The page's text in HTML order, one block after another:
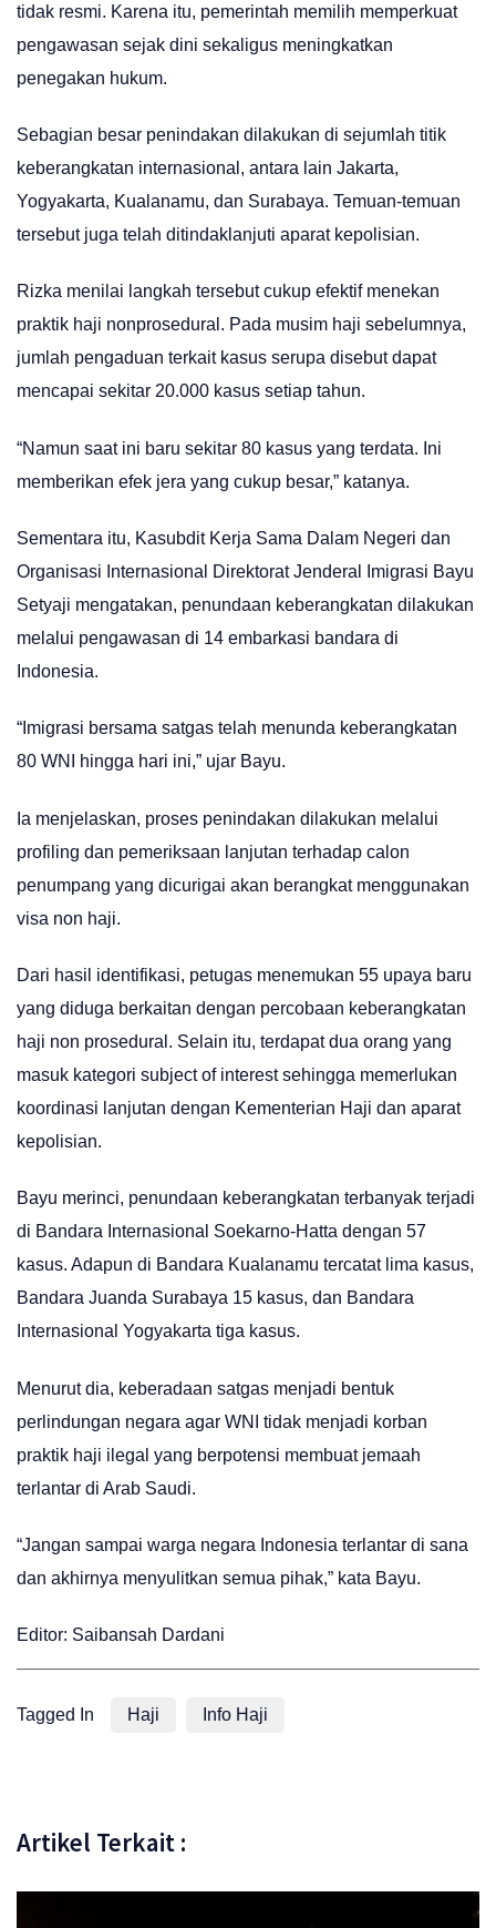
tidak resmi. Karena itu, pemerintah memilih memperkuat
pengawasan sejak dini sekaligus meningkatkan
penegakan hukum.
Sebagian besar penindakan dilakukan di sejumlah titik
keberangkatan internasional, antara lain Jakarta,
Yogyakarta, Kualanamu, dan Surabaya. Temuan-temuan
tersebut juga telah ditindaklanjuti aparat kepolisian.
Rizka menilai langkah tersebut cukup efektif menekan
praktik haji nonprosedural. Pada musim haji sebelumnya,
jumlah pengaduan terkait kasus serupa disebut dapat
mencapai sekitar 20.000 kasus setiap tahun.
“Namun saat ini baru sekitar 80 kasus yang terdata. Ini
memberikan efek jera yang cukup besar,” katanya.
Sementara itu, Kasubdit Kerja Sama Dalam Negeri dan
Organisasi Internasional Direktorat Jenderal Imigrasi Bayu
Setyaji mengatakan, penundaan keberangkatan dilakukan
melalui pengawasan di 14 embarkasi bandara di
Indonesia.
“Imigrasi bersama satgas telah menunda keberangkatan
80 WNI hingga hari ini,” ujar Bayu.
Ia menjelaskan, proses penindakan dilakukan melalui
profiling dan pemeriksaan lanjutan terhadap calon
penumpang yang dicurigai akan berangkat menggunakan
visa non haji.
Dari hasil identifikasi, petugas menemukan 55 upaya baru
yang diduga berkaitan dengan percobaan keberangkatan
haji non prosedural. Selain itu, terdapat dua orang yang
masuk kategori subject of interest sehingga memerlukan
koordinasi lanjutan dengan Kementerian Haji dan aparat
kepolisian.
Bayu merinci, penundaan keberangkatan terbanyak terjadi
di Bandara Internasional Soekarno-Hatta dengan 57
kasus. Adapun di Bandara Kualanamu tercatat lima kasus,
Bandara Juanda Surabaya 15 kasus, dan Bandara
Internasional Yogyakarta tiga kasus.
Menurut dia, keberadaan satgas menjadi bentuk
perlindungan negara agar WNI tidak menjadi korban
praktik haji ilegal yang berpotensi membuat jemaah
terlantar di Arab Saudi.
“Jangan sampai warga negara Indonesia terlantar di sana
dan akhirnya menyulitkan semua pihak,” kata Bayu.
Editor: Saibansah Dardani
Tagged In Haji Info Haji
Artikel Terkait :